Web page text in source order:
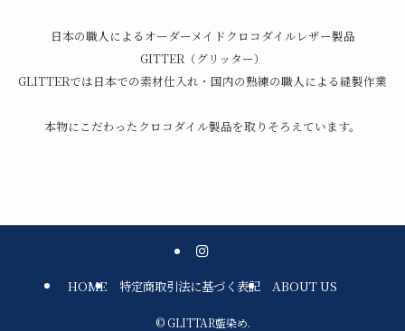
日本の職人によるオーダーメイドクロコダイルレザー製品
GITTER（グリッター）
GLITTERでは日本での素材仕入れ・国内の熟練の職人による縫製作業
本物にこだわったクロコダイル製品を取りそろえています。
HOME 特定商取引法に基づく表記 ABOUT US
©GLITTAR藍染め.